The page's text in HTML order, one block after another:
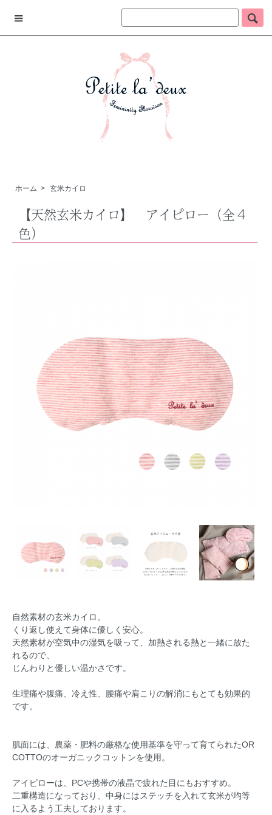
ホーム > 玄米カイロ
【天然玄米カイロ】 アイピロー（全４
色）
自然素材の玄米カイロ。
くり返し使えて身体に優しく安心。
天然素材が空気中の湿気を吸って、加熱される熱と一緒に放た
れるので、
じんわりと優しい温かさです。
生理痛や腹痛、冷え性、腰痛や肩こりの解消にもとても効果的
です。
肌面には、農薬・肥料の厳格な使用基準を守って育てられたOR
COTTOのオーガニックコットンを使用。
アイピローは、PCや携帯の液晶で疲れた目にもおすすめ。
二重構造になっており、中身にはステッチを入れて玄米が均等
に入るよう工夫しております。